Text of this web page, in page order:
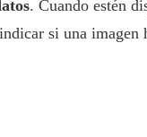
. Cuando estén
si una